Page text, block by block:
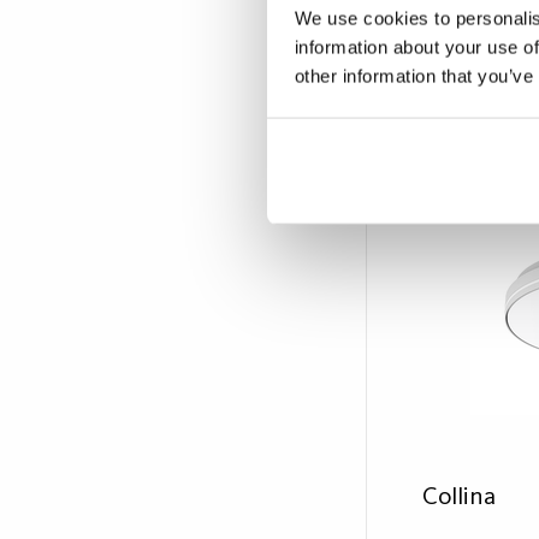
We use cookies to
information about your use
other information that
i tre ulike
lysspredning
som hoteller,
erstatning
med
som On/Off
monteres
sylinder for
FAQ –
Collina